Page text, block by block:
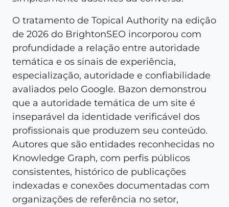
O tratamento de Topical Authority na edição
de 2026 do BrightonSEO incorporou com
profundidade a relação entre autoridade
temática e os sinais de experiência,
especialização, autoridade e confiabilidade
avaliados pelo Google. Bazon demonstrou
que a autoridade temática de um site é
inseparável da identidade verificável dos
profissionais que produzem seu conteúdo.
Autores que são entidades reconhecidas no
Knowledge Graph, com perfis públicos
consistentes, histórico de publicações
indexadas e conexões documentadas com
organizações de referência no setor,